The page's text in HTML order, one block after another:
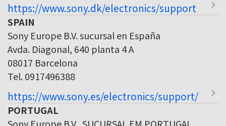
https://www.sony.dk/electronics/support
SPAIN
Sony Europe B.V. sucursal en España
Avda. Diagonal, 640 planta 4 A
08017 Barcelona
Tel. 0917496388
https://www.sony.es/electronics/support/
PORTUGAL
Sony Europe B.V., SUCURSAL EM PORTUGAL